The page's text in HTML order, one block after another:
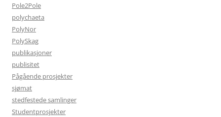
Pole2Pole
polychaeta
PolyNor
PolySkag
publikasjoner
publisitet
Pågående prosjekter
sjømat
stedfestede samlinger
Studentprosjekter